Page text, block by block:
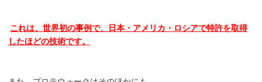
これは、世界初の事例で、日本・アメリカ・ロシアで特許を取得
したほどの技術です。